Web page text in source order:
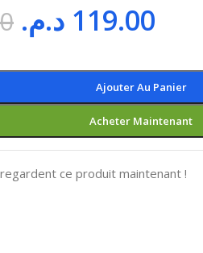
119.00 د.م.
Ajouter Au Panier
Acheter Maintenant
ce produit maintenant !